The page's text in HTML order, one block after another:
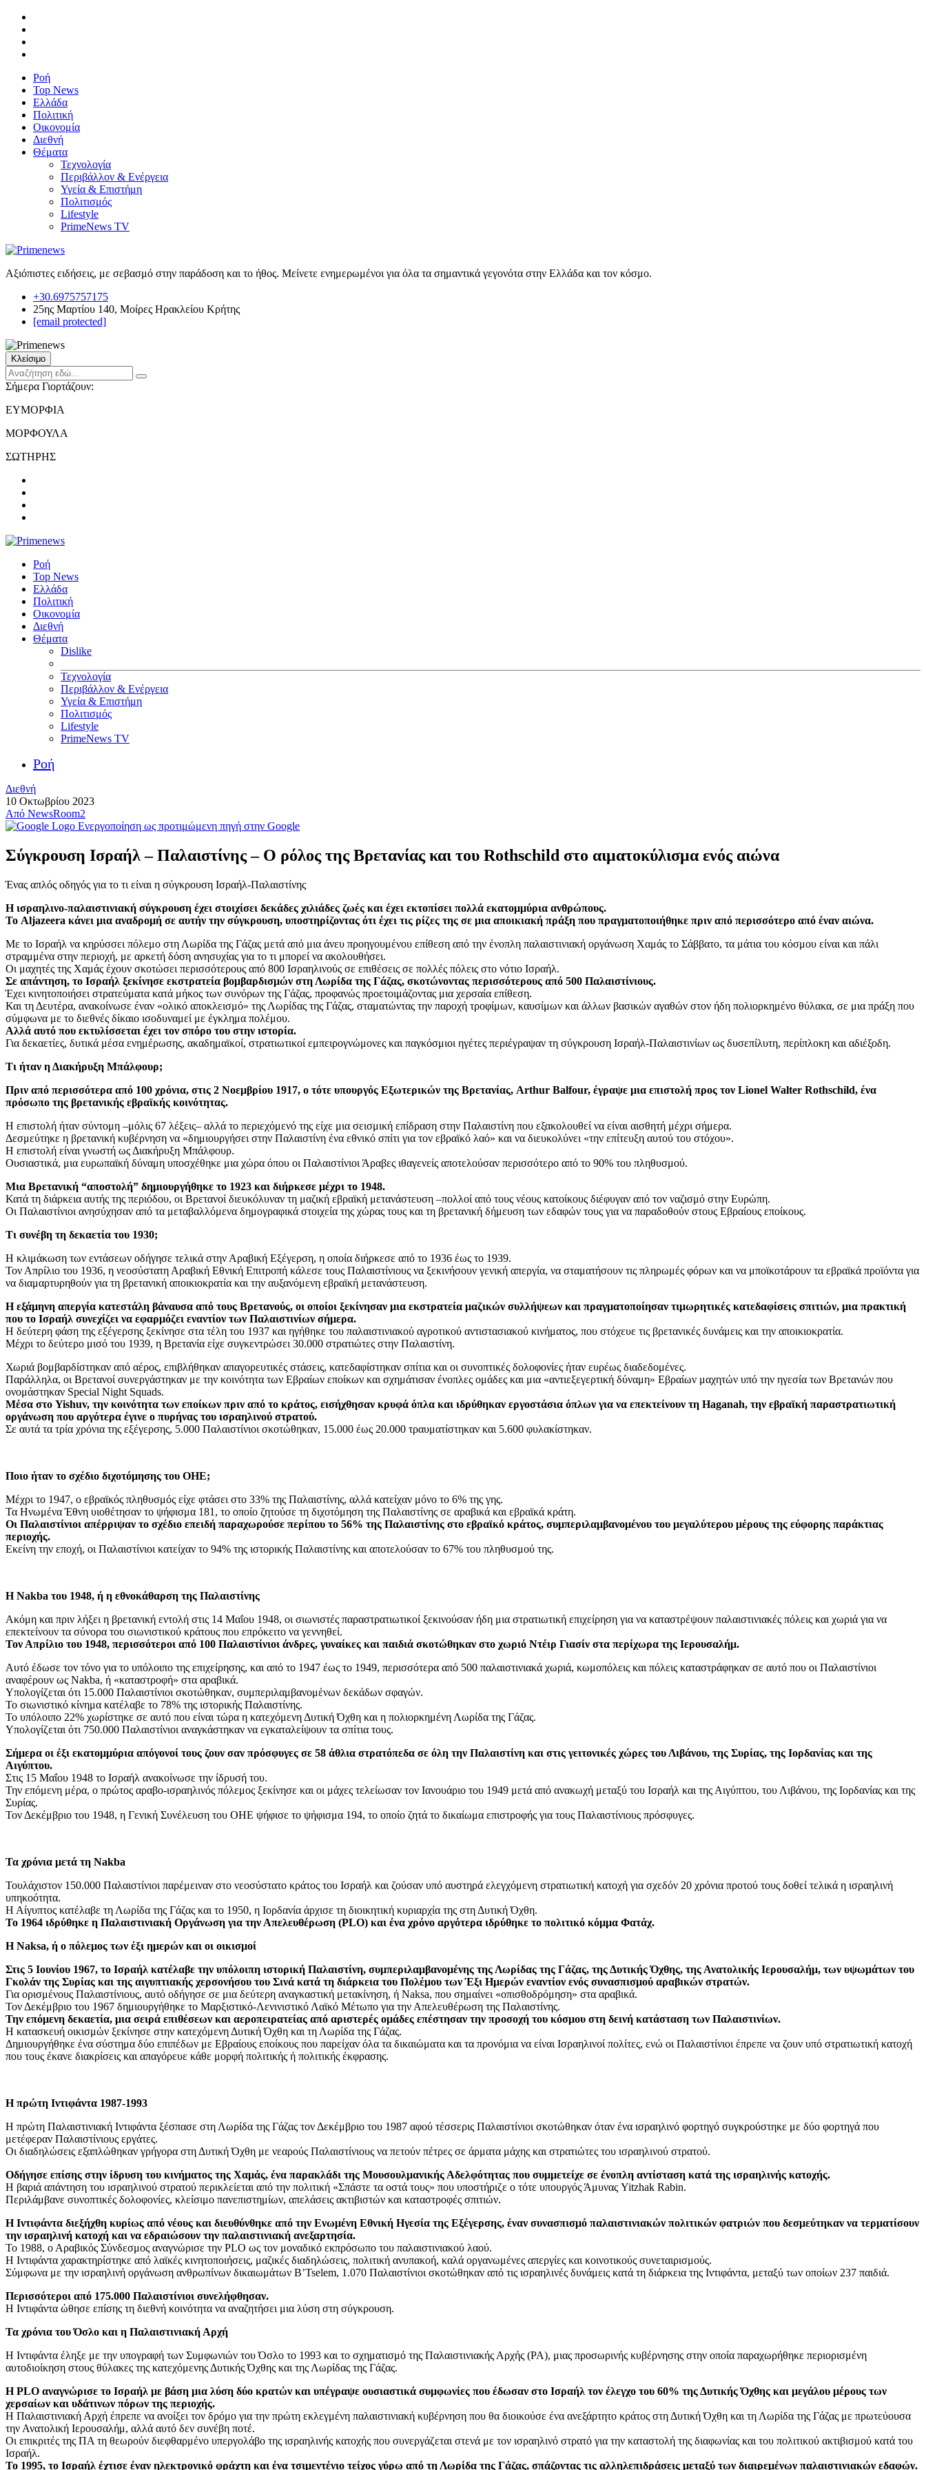
Ροή
Top News
Ελλάδα
Πολιτική
Οικονομία
Διεθνή
Θέματα
Τεχνολογία
Περιβάλλον & Ενέργεια
Υγεία & Επιστήμη
Πολιτισμός
Lifestyle
PrimeNews TV
Αξιόπιστες ειδήσεις, με σεβασμό στην παράδοση και το ήθος. Μείνετε ενημερωμένοι για όλα τα σημαντικά γεγονότα στην Ελλάδα και τον κόσμο.
+30.6975757175
25ης Μαρτίου 140, Μοίρες Ηρακλείου Κρήτης
[email protected]
Κλείσιμο
Σήμερα Γιορτάζουν:
ΕΥΜΟΡΦΙΑ
ΜΟΡΦΟΥΛΑ
ΣΩΤΗΡΗΣ
Ροή
Top News
Ελλάδα
Πολιτική
Οικονομία
Διεθνή
Θέματα
Dislike
Τεχνολογία
Περιβάλλον & Ενέργεια
Υγεία & Επιστήμη
Πολιτισμός
Lifestyle
PrimeNews TV
Ροή
Διεθνή
10 Οκτωβρίου 2023
Από NewsRoom2
Ενεργοποίηση ως προτιμώμενη πηγή στην Google
Σύγκρουση Ισραήλ – Παλαιστίνης – Ο ρόλος της Βρετανίας και του Rothschild στο αιματοκύλισμα ενός αιώνα
Ένας απλός οδηγός για το τι είναι η σύγκρουση Ισραήλ-Παλαιστίνης
Η ισραηλινο-παλαιστινιακή σύγκρουση έχει στοιχίσει δεκάδες χιλιάδες ζωές και έχει εκτοπίσει πολλά εκατομμύρια ανθρώπους.
Το Aljazeera κάνει μια αναδρομή σε αυτήν την σύγκρουση, υποστηρίζοντας ότι έχει τις ρίζες της σε μια αποικιακή πράξη που πραγματοποιήθηκε πριν από περισσότερο από έναν αιώνα.
Με το Ισραήλ να κηρύσσει πόλεμο στη Λωρίδα της Γάζας μετά από μια άνευ προηγουμένου επίθεση από την ένοπλη παλαιστινιακή οργάνωση Χαμάς το Σάββατο, τα μάτια του κόσμου είναι και πάλι
στραμμένα στην περιοχή, με αρκετή δόση ανησυχίας για το τι μπορεί να ακολουθήσει.
Οι μαχητές της Χαμάς έχουν σκοτώσει περισσότερους από 800 Ισραηλινούς σε επιθέσεις σε πολλές πόλεις στο νότιο Ισραήλ.
Σε απάντηση, το Ισραήλ ξεκίνησε εκστρατεία βομβαρδισμών στη Λωρίδα της Γάζας, σκοτώνοντας περισσότερους από 500 Παλαιστίνιους.
Έχει κινητοποιήσει στρατεύματα κατά μήκος των συνόρων της Γάζας, προφανώς προετοιμάζοντας μια χερσαία επίθεση.
Και τη Δευτέρα, ανακοίνωσε έναν «ολικό αποκλεισμό» της Λωρίδας της Γάζας, σταματώντας την παροχή τροφίμων, καυσίμων και άλλων βασικών αγαθών στον ήδη πολιορκημένο θύλακα, σε μια πράξη που
σύμφωνα με το διεθνές δίκαιο ισοδυναμεί με έγκλημα πολέμου.
Αλλά αυτό που εκτυλίσσεται έχει τον σπόρο του στην ιστορία.
Για δεκαετίες, δυτικά μέσα ενημέρωσης, ακαδημαϊκοί, στρατιωτικοί εμπειρογνώμονες και παγκόσμιοι ηγέτες περιέγραψαν τη σύγκρουση Ισραήλ-Παλαιστινίων ως δυσεπίλυτη, περίπλοκη και αδιέξοδη.
Τι ήταν η Διακήρυξη Μπάλφουρ;
Πριν από περισσότερα από 100 χρόνια, στις 2 Νοεμβρίου 1917, ο τότε υπουργός Εξωτερικών της Βρετανίας, Arthur Balfour, έγραψε μια επιστολή προς τον Lionel Walter Rothschild, ένα
πρόσωπο της βρετανικής εβραϊκής κοινότητας.
Η επιστολή ήταν σύντομη –μόλις 67 λέξεις– αλλά το περιεχόμενό της είχε μια σεισμική επίδραση στην Παλαιστίνη που εξακολουθεί να είναι αισθητή μέχρι σήμερα.
Δεσμεύτηκε η βρετανική κυβέρνηση να «δημιουργήσει στην Παλαιστίνη ένα εθνικό σπίτι για τον εβραϊκό λαό» και να διευκολύνει «την επίτευξη αυτού του στόχου».
Η επιστολή είναι γνωστή ως Διακήρυξη Μπάλφουρ.
Ουσιαστικά, μια ευρωπαϊκή δύναμη υποσχέθηκε μια χώρα όπου οι Παλαιστίνιοι Άραβες ιθαγενείς αποτελούσαν περισσότερο από το 90% του πληθυσμού.
Μια Βρετανική “αποστολή” δημιουργήθηκε το 1923 και διήρκεσε μέχρι το 1948.
Κατά τη διάρκεια αυτής της περιόδου, οι Βρετανοί διευκόλυναν τη μαζική εβραϊκή μετανάστευση –πολλοί από τους νέους κατοίκους διέφυγαν από τον ναζισμό στην Ευρώπη.
Οι Παλαιστίνιοι ανησύχησαν από τα μεταβαλλόμενα δημογραφικά στοιχεία της χώρας τους και τη βρετανική δήμευση των εδαφών τους για να παραδοθούν στους Εβραίους εποίκους.
Τι συνέβη τη δεκαετία του 1930;
Η κλιμάκωση των εντάσεων οδήγησε τελικά στην Αραβική Εξέγερση, η οποία διήρκεσε από το 1936 έως το 1939.
Τον Απρίλιο του 1936, η νεοσύστατη Αραβική Εθνική Επιτροπή κάλεσε τους Παλαιστίνιους να ξεκινήσουν γενική απεργία, να σταματήσουν τις πληρωμές φόρων και να μποϊκοτάρουν τα εβραϊκά προϊόντα για
να διαμαρτυρηθούν για τη βρετανική αποικιοκρατία και την αυξανόμενη εβραϊκή μετανάστευση.
Η εξάμηνη απεργία κατεστάλη βάναυσα από τους Βρετανούς, οι οποίοι ξεκίνησαν μια εκστρατεία μαζικών συλλήψεων και πραγματοποίησαν τιμωρητικές κατεδαφίσεις σπιτιών, μια πρακτική
που το Ισραήλ συνεχίζει να εφαρμόζει εναντίον των Παλαιστινίων σήμερα.
Η δεύτερη φάση της εξέγερσης ξεκίνησε στα τέλη του 1937 και ηγήθηκε του παλαιστινιακού αγροτικού αντιστασιακού κινήματος, που στόχευε τις βρετανικές δυνάμεις και την αποικιοκρατία.
Μέχρι το δεύτερο μισό του 1939, η Βρετανία είχε συγκεντρώσει 30.000 στρατιώτες στην Παλαιστίνη.
Χωριά βομβαρδίστηκαν από αέρος, επιβλήθηκαν απαγορευτικές στάσεις, κατεδαφίστηκαν σπίτια και οι συνοπτικές δολοφονίες ήταν ευρέως διαδεδομένες.
Παράλληλα, οι Βρετανοί συνεργάστηκαν με την κοινότητα των Εβραίων εποίκων και σχημάτισαν ένοπλες ομάδες και μια «αντιεξεγερτική δύναμη» Εβραίων μαχητών υπό την ηγεσία των Βρετανών που
ονομάστηκαν Special Night Squads.
Μέσα στο Yishuv, την κοινότητα των εποίκων πριν από το κράτος, εισήχθησαν κρυφά όπλα και ιδρύθηκαν εργοστάσια όπλων για να επεκτείνουν τη Haganah, την εβραϊκή παραστρατιωτική
οργάνωση που αργότερα έγινε ο πυρήνας του ισραηλινού στρατού.
Σε αυτά τα τρία χρόνια της εξέγερσης, 5.000 Παλαιστίνιοι σκοτώθηκαν, 15.000 έως 20.000 τραυματίστηκαν και 5.600 φυλακίστηκαν.
Ποιο ήταν το σχέδιο διχοτόμησης του ΟΗΕ;
Μέχρι το 1947, ο εβραϊκός πληθυσμός είχε φτάσει στο 33% της Παλαιστίνης, αλλά κατείχαν μόνο το 6% της γης.
Τα Ηνωμένα Έθνη υιοθέτησαν το ψήφισμα 181, το οποίο ζητούσε τη διχοτόμηση της Παλαιστίνης σε αραβικά και εβραϊκά κράτη.
Οι Παλαιστίνιοι απέρριψαν το σχέδιο επειδή παραχωρούσε περίπου το 56% της Παλαιστίνης στο εβραϊκό κράτος, συμπεριλαμβανομένου του μεγαλύτερου μέρους της εύφορης παράκτιας
περιοχής.
Εκείνη την εποχή, οι Παλαιστίνιοι κατείχαν το 94% της ιστορικής Παλαιστίνης και αποτελούσαν το 67% του πληθυσμού της.
Η Nakba του 1948, ή η εθνοκάθαρση της Παλαιστίνης
Ακόμη και πριν λήξει η βρετανική εντολή στις 14 Μαΐου 1948, οι σιωνιστές παραστρατιωτικοί ξεκινούσαν ήδη μια στρατιωτική επιχείρηση για να καταστρέψουν παλαιστινιακές πόλεις και χωριά για να
επεκτείνουν τα σύνορα του σιωνιστικού κράτους που επρόκειτο να γεννηθεί.
Τον Απρίλιο του 1948, περισσότεροι από 100 Παλαιστίνιοι άνδρες, γυναίκες και παιδιά σκοτώθηκαν στο χωριό Ντέιρ Γιασίν στα περίχωρα της Ιερουσαλήμ.
Αυτό έδωσε τον τόνο για το υπόλοιπο της επιχείρησης, και από το 1947 έως το 1949, περισσότερα από 500 παλαιστινιακά χωριά, κωμοπόλεις και πόλεις καταστράφηκαν σε αυτό που οι Παλαιστίνιοι
αναφέρουν ως Nakba, ή «καταστροφή» στα αραβικά.
Υπολογίζεται ότι 15.000 Παλαιστίνιοι σκοτώθηκαν, συμπεριλαμβανομένων δεκάδων σφαγών.
Το σιωνιστικό κίνημα κατέλαβε το 78% της ιστορικής Παλαιστίνης.
Το υπόλοιπο 22% χωρίστηκε σε αυτό που είναι τώρα η κατεχόμενη Δυτική Όχθη και η πολιορκημένη Λωρίδα της Γάζας.
Υπολογίζεται ότι 750.000 Παλαιστίνιοι αναγκάστηκαν να εγκαταλείψουν τα σπίτια τους.
Σήμερα οι έξι εκατομμύρια απόγονοί τους ζουν σαν πρόσφυγες σε 58 άθλια στρατόπεδα σε όλη την Παλαιστίνη και στις γειτονικές χώρες του Λιβάνου, της Συρίας, της Ιορδανίας και της
Αιγύπτου.
Στις 15 Μαΐου 1948 το Ισραήλ ανακοίνωσε την ίδρυσή του.
Την επόμενη μέρα, ο πρώτος αραβο-ισραηλινός πόλεμος ξεκίνησε και οι μάχες τελείωσαν τον Ιανουάριο του 1949 μετά από ανακωχή μεταξύ του Ισραήλ και της Αιγύπτου, του Λιβάνου, της Ιορδανίας και της
Συρίας.
Τον Δεκέμβριο του 1948, η Γενική Συνέλευση του ΟΗΕ ψήφισε το ψήφισμα 194, το οποίο ζητά το δικαίωμα επιστροφής για τους Παλαιστίνιους πρόσφυγες.
Τα χρόνια μετά τη Nakba
Τουλάχιστον 150.000 Παλαιστίνιοι παρέμειναν στο νεοσύστατο κράτος του Ισραήλ και ζούσαν υπό αυστηρά ελεγχόμενη στρατιωτική κατοχή για σχεδόν 20 χρόνια προτού τους δοθεί τελικά η ισραηλινή
υπηκοότητα.
Η Αίγυπτος κατέλαβε τη Λωρίδα της Γάζας και το 1950, η Ιορδανία άρχισε τη διοικητική κυριαρχία της στη Δυτική Όχθη.
Το 1964 ιδρύθηκε η Παλαιστινιακή Οργάνωση για την Απελευθέρωση (PLO) και ένα χρόνο αργότερα ιδρύθηκε το πολιτικό κόμμα Φατάχ.
Η Naksa, ή ο πόλεμος των έξι ημερών και οι οικισμοί
Στις 5 Ιουνίου 1967, το Ισραήλ κατέλαβε την υπόλοιπη ιστορική Παλαιστίνη, συμπεριλαμβανομένης της Λωρίδας της Γάζας, της Δυτικής Όχθης, της Ανατολικής Ιερουσαλήμ, των υψωμάτων του
Γκολάν της Συρίας και της αιγυπτιακής χερσονήσου του Σινά κατά τη διάρκεια του Πολέμου των Έξι Ημερών εναντίον ενός συνασπισμού αραβικών στρατών.
Για ορισμένους Παλαιστίνιους, αυτό οδήγησε σε μια δεύτερη αναγκαστική μετακίνηση, ή Naksa, που σημαίνει «οπισθοδρόμηση» στα αραβικά.
Τον Δεκέμβριο του 1967 δημιουργήθηκε το Μαρξιστικό-Λενινιστικό Λαϊκό Μέτωπο για την Απελευθέρωση της Παλαιστίνης.
Την επόμενη δεκαετία, μια σειρά επιθέσεων και αεροπειρατείας από αριστερές ομάδες επέστησαν την προσοχή του κόσμου στη δεινή κατάσταση των Παλαιστινίων.
Η κατασκευή οικισμών ξεκίνησε στην κατεχόμενη Δυτική Όχθη και τη Λωρίδα της Γάζας.
Δημιουργήθηκε ένα σύστημα δύο επιπέδων με Εβραίους εποίκους που παρείχαν όλα τα δικαιώματα και τα προνόμια να είναι Ισραηλινοί πολίτες, ενώ οι Παλαιστίνιοι έπρεπε να ζουν υπό στρατιωτική κατοχή
που τους έκανε διακρίσεις και απαγόρευε κάθε μορφή πολιτικής ή πολιτικής έκφρασης.
Η πρώτη Ιντιφάντα 1987-1993
Η πρώτη Παλαιστινιακή Ιντιφάντα ξέσπασε στη Λωρίδα της Γάζας τον Δεκέμβριο του 1987 αφού τέσσερις Παλαιστίνιοι σκοτώθηκαν όταν ένα ισραηλινό φορτηγό συγκρούστηκε με δύο φορτηγά που
μετέφεραν Παλαιστίνιους εργάτες.
Οι διαδηλώσεις εξαπλώθηκαν γρήγορα στη Δυτική Όχθη με νεαρούς Παλαιστίνιους να πετούν πέτρες σε άρματα μάχης και στρατιώτες του ισραηλινού στρατού.
Οδήγησε επίσης στην ίδρυση του κινήματος της Χαμάς, ένα παρακλάδι της Μουσουλμανικής Αδελφότητας που συμμετείχε σε ένοπλη αντίσταση κατά της ισραηλινής κατοχής.
Η βαριά απάντηση του ισραηλινού στρατού περικλείεται από την πολιτική «Σπάστε τα οστά τους» που υποστήριζε ο τότε υπουργός Άμυνας Yitzhak Rabin.
Περιλάμβανε συνοπτικές δολοφονίες, κλείσιμο πανεπιστημίων, απελάσεις ακτιβιστών και καταστροφές σπιτιών.
Η Ιντιφάντα διεξήχθη κυρίως από νέους και διευθύνθηκε από την Ενωμένη Εθνική Ηγεσία της Εξέγερσης, έναν συνασπισμό παλαιστινιακών πολιτικών φατριών που δεσμεύτηκαν να τερματίσουν
την ισραηλινή κατοχή και να εδραιώσουν την παλαιστινιακή ανεξαρτησία.
Το 1988, ο Αραβικός Σύνδεσμος αναγνώρισε την PLO ως τον μοναδικό εκπρόσωπο του παλαιστινιακού λαού.
Η Ιντιφάντα χαρακτηρίστηκε από λαϊκές κινητοποιήσεις, μαζικές διαδηλώσεις, πολιτική ανυπακοή, καλά οργανωμένες απεργίες και κοινοτικούς συνεταιρισμούς.
Σύμφωνα με την ισραηλινή οργάνωση ανθρωπίνων δικαιωμάτων B’Tselem, 1.070 Παλαιστίνιοι σκοτώθηκαν από τις ισραηλινές δυνάμεις κατά τη διάρκεια της Ιντιφάντα, μεταξύ των οποίων 237 παιδιά.
Περισσότεροι από 175.000 Παλαιστίνιοι συνελήφθησαν.
Η Ιντιφάντα ώθησε επίσης τη διεθνή κοινότητα να αναζητήσει μια λύση στη σύγκρουση.
Τα χρόνια του Όσλο και η Παλαιστινιακή Αρχή
Η Ιντιφάντα έληξε με την υπογραφή των Συμφωνιών του Όσλο το 1993 και το σχηματισμό της Παλαιστινιακής Αρχής (PA), μιας προσωρινής κυβέρνησης στην οποία παραχωρήθηκε περιορισμένη
αυτοδιοίκηση στους θύλακες της κατεχόμενης Δυτικής Όχθης και της Λωρίδας της Γάζας.
Η PLO αναγνώρισε το Ισραήλ με βάση μια λύση δύο κρατών και υπέγραψε ουσιαστικά συμφωνίες που έδωσαν στο Ισραήλ τον έλεγχο του 60% της Δυτικής Όχθης και μεγάλου μέρους των
χερσαίων και υδάτινων πόρων της περιοχής.
Η Παλαιστινιακή Αρχή έπρεπε να ανοίξει τον δρόμο για την πρώτη εκλεγμένη παλαιστινιακή κυβέρνηση που θα διοικούσε ένα ανεξάρτητο κράτος στη Δυτική Όχθη και τη Λωρίδα της Γάζας με πρωτεύουσα
την Ανατολική Ιερουσαλήμ, αλλά αυτό δεν συνέβη ποτέ.
Οι επικριτές της ΠΑ τη θεωρούν διεφθαρμένο υπεργολάβο της ισραηλινής κατοχής που συνεργάζεται στενά με τον ισραηλινό στρατό για την καταστολή της διαφωνίας και του πολιτικού ακτιβισμού κατά του
Ισραήλ.
Το 1995, το Ισραήλ έχτισε έναν ηλεκτρονικό φράχτη και ένα τσιμεντένιο τείχος γύρω από τη Λωρίδα της Γάζας, σπάζοντας τις αλληλεπιδράσεις μεταξύ των διαιρεμένων παλαιστινιακών εδαφών.